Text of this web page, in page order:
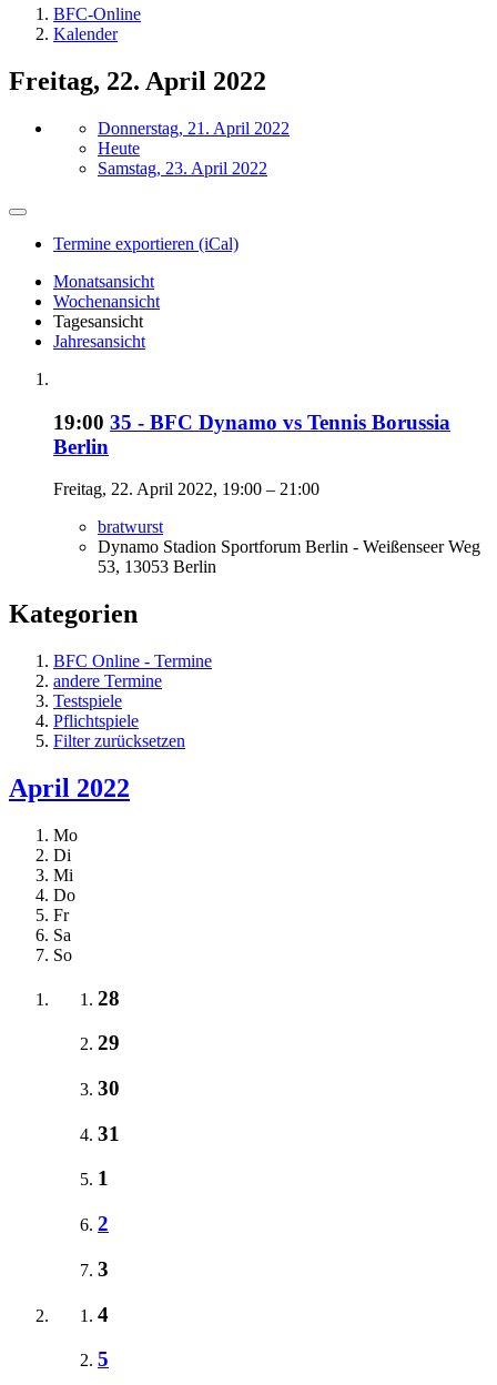
BFC-Online
Kalender
Freitag, 22. April 2022
Donnerstag, 21. April 2022
Heute
Samstag, 23. April 2022
Termine exportieren (iCal)
Monatsansicht
Wochenansicht
Tagesansicht
Jahresansicht
19:00 35 - BFC Dynamo vs Tennis Borussia
Berlin
Freitag, 22. April 2022, 19:00 – 21:00
bratwurst
Dynamo Stadion Sportforum Berlin - Weißenseer Weg
53, 13053 Berlin
Kategorien
BFC Online - Termine
andere Termine
Testspiele
Pflichtspiele
Filter zurücksetzen
April 2022
Mo
Di
Mi
Do
Fr
Sa
So
28
29
30
31
1
2
3
4
5